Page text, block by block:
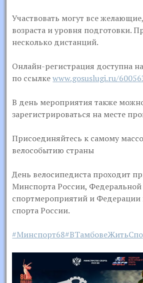
Участвовать могут все
возраста и уровня подготовки.
несколько дистанций.
Онлайн-регистрация доступна
по ссылкеwww.gosuslugi.ru/
В день мероприятия также
зарегистрироваться на месте
Присоединяйтесь к самому
велособытию страны
День велосипедиста проходит
Минспорта России,
спортмероприятий и Федерации
спорта России.
#Минспорт68